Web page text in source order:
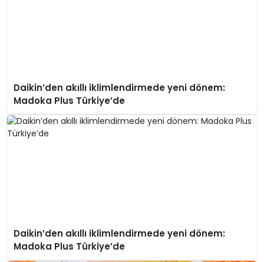
Daikin’den akıllı iklimlendirmede yeni dönem:
Madoka Plus Türkiye’de
Daikin’den akıllı iklimlendirmede yeni dönem:
Madoka Plus Türkiye’de